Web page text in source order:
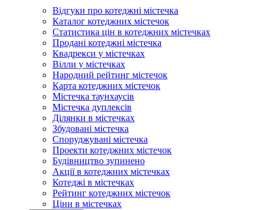
Відгуки про котеджні містечка
Каталог котеджних містечок
Статистика цін в котеджних містечках
Продані котеджні містечка
Квадрекси у містечках
Вілли у містечках
Народний рейтинг містечок
Карта котеджних містечок
Містечка таунхаусів
Містечка дуплексів
Ділянки в містечках
Збудовані містечка
Споруджувані містечка
Проекти котеджних містечок
Будівництво зупинено
Акції в котеджних містечках
Котеджі в містечках
Рейтинг котеджних містечок
Ціни в містечках